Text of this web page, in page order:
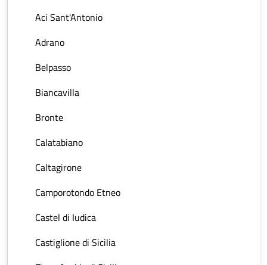
Aci Sant'Antonio
Adrano
Belpasso
Biancavilla
Bronte
Calatabiano
Caltagirone
Camporotondo Etneo
Castel di Iudica
Castiglione di Sicilia